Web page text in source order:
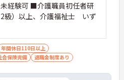
経験可 ■介護職員初任者研
級）以上、介護福祉士 いず
年間休日110日以上
会保険完備 退職金制度あり